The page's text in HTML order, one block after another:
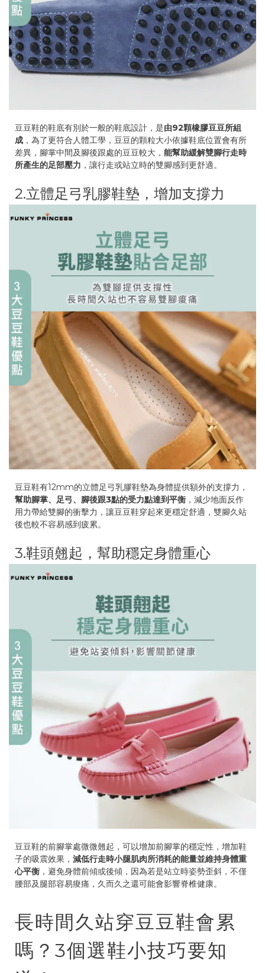
豆豆鞋的鞋底有別於一般的鞋底設計，是由92顆橡膠豆豆所組
成 ，為了更符合人體工學，豆豆的顆粒大小依據鞋底位置會有所
差異，腳掌中間及腳後跟處的豆豆較大， 能幫助緩解雙腳行走時
所產生的足部壓力 ，讓行走或站立時的雙腳感到更舒適。
2.立體足弓乳膠鞋墊，增加支撐力
豆豆鞋有12mm的立體足弓乳膠鞋墊為身體提供額外的支撐力，
幫助腳掌、足弓、腳後跟3點的受力點達到平衡 ，減少地面反作
用力帶給雙腳的衝擊力，讓豆豆鞋穿起來更穩定舒適，雙腳久站
後也較不容易感到疲累。
3.鞋頭翹起，幫助穩定身體重心
豆豆鞋的前腳掌處微微翹起，可以增加前腳掌的穩定性，增加鞋
子的吸震效果， 減低行走時小腿肌肉所消耗的能量並維持身體重
心平衡 ，避免身體前傾或後傾，因為若是站立時姿勢歪斜，不僅
腰部及腿部容易痠痛，久而久之還可能會影響脊椎健康。
長時間久站穿豆豆鞋會累
嗎？3個選鞋小技巧要知